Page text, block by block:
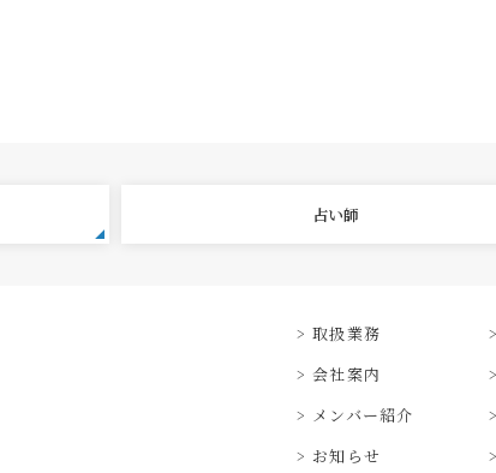
占い師
取扱業務
会社案内
メンバー紹介
お知らせ